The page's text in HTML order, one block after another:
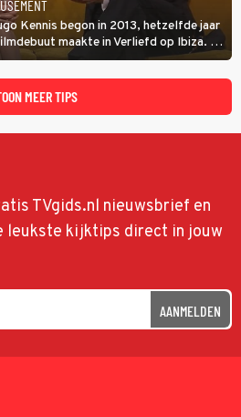
Kennis begon in 2013, hetzelfde jaar
maakte in Verliefd op Ibiza. In
wat ze nog meer weten van het
waren.
MEER TIPS
TVgids.nl nieuwsbrief en
leukste kijktips direct in jouw
AANMELDEN